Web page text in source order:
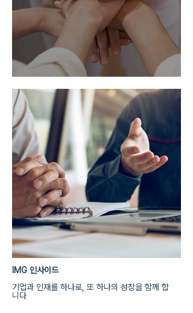
IMG 인사이드
기업과 인재를 하나로, 또 하나의 성장을 함께 합
니다